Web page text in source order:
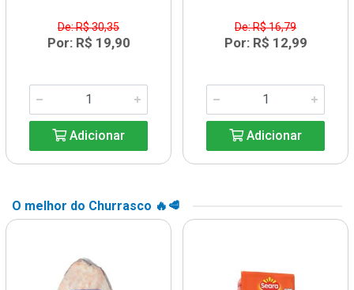
De: R$ 30,35
Por: R$ 19,90
Adicionar
De: R$ 16,79
Por: R$ 12,99
Adicionar
O melhor do Churrasco 🔥🥩